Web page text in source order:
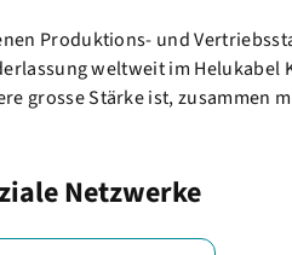
Produktions- und
weltweit im Helukabel
grosse Stärke ist, zusammen
Netzwerke